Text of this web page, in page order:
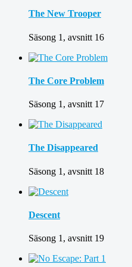
The New Trooper
Säsong 1, avsnitt 16
The Core Problem
Säsong 1, avsnitt 17
The Disappeared
Säsong 1, avsnitt 18
Descent
Säsong 1, avsnitt 19